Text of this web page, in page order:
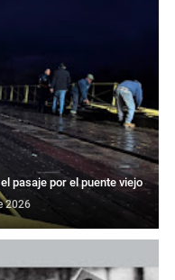
pasaje por el puente viejo
2026